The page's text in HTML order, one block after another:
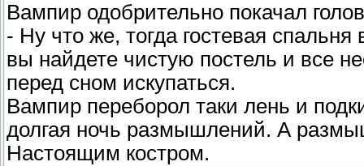
Вампир одобрительно покачал
- Ну что же, тогда гостевая
вы найдете чистую постель и все
перед сном искупаться.
Вампир переборол таки лень и
долгая ночь размышлений. А
Настоящим костром.